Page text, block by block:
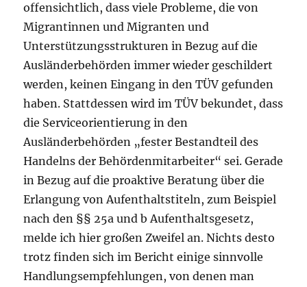
offensichtlich, dass viele Probleme, die von
Migrantinnen und Migranten und
Unterstützungsstrukturen in Bezug auf die
Ausländerbehörden immer wieder geschildert
werden, keinen Eingang in den TÜV gefunden
haben. Stattdessen wird im TÜV bekundet, dass
die Serviceorientierung in den
Ausländerbehörden „fester Bestandteil des
Handelns der Behördenmitarbeiter“ sei. Gerade
in Bezug auf die proaktive Beratung über die
Erlangung von Aufenthaltstiteln, zum Beispiel
nach den §§ 25a und b Aufenthaltsgesetz,
melde ich hier großen Zweifel an. Nichts desto
trotz finden sich im Bericht einige sinnvolle
Handlungsempfehlungen, von denen man